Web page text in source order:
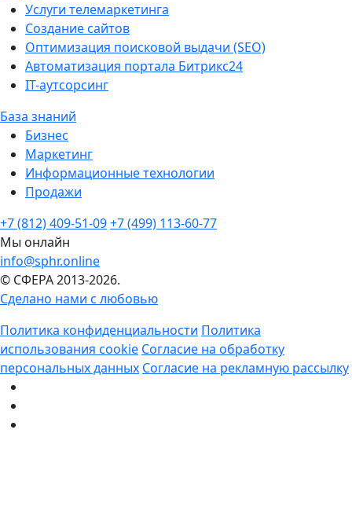
Услуги телемаркетинга
Создание сайтов
Оптимизация поисковой выдачи (SEO)
Автоматизация портала Битрикс24
IT-аутсорсинг
База знаний
Бизнес
Маркетинг
Информационные технологии
Продажи
+7 (812) 409-51-09+7 (499) 113-60-77
Мы онлайн
info@sphr.online
© СФЕРА 2013-2026.
Сделано нами с любовью
Политика конфиденциальности Политика
использования cookie Согласие на обработку
персональных данных Согласие на рекламную рассылку